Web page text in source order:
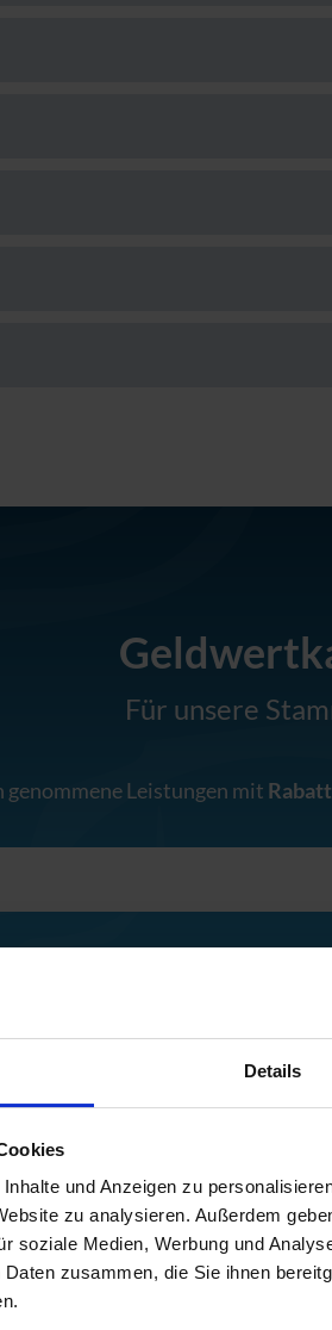
Details
und Anzeigen zu
zu analysieren. Außerdem
soziale Medien, Werbung und
zusammen, die Sie ihnen
Für unsere
Leistungen mit
Wohlfühl-
Paketen werden Sie